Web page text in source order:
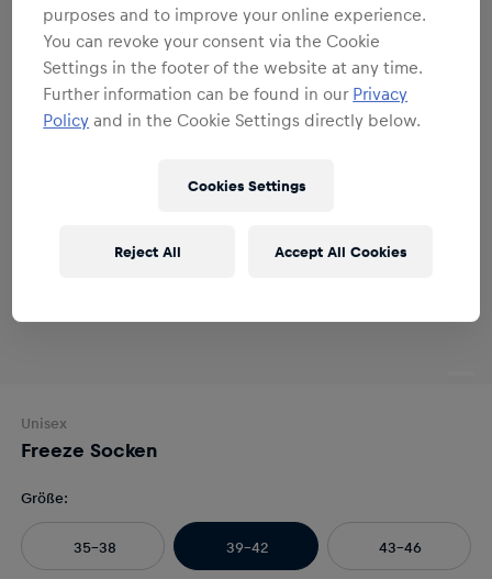
Unisex
Freeze Socken
Größe:
35-38 39-42 43-46
purposes and to improve your online experience.
You can revoke your consent via the Cookie
Settings in the footer of the website at any time.
Further information can be found in our Privacy
Policy and in the Cookie Settings directly below.
Cookies Settings
Reject All Accept All Cookies